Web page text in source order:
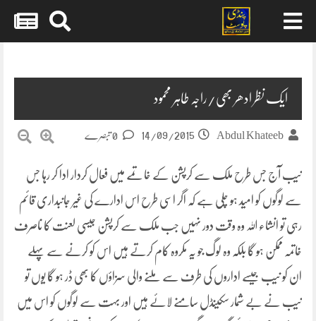
ایک نظر ادھر بھی/راجہ طاہر محمود
Abdul Khateeb
14/09/2015
نیب آج جس طرح ملک سے کرپشن کے خاتمے میں فعال کردار ادا کر رہا جس
سے لوگوں کو امید ہو چلی ہے کہ اگر اسی طرح اس ادارے کی غیر جانبداری قائم
رہی تو انشاء اللہ وہ وقت دور نہیں جب ملک سے کرپشن جیسی لعنت کا ناصرف
خاتمہ ممکن ہو گا بلکہ وہ لوگ جو یہ مکروہ کام کرتے ہیں اس کو کرنے سے پہلے
ان کو نیب جیسے اداروں کی طرف سے ملنے والی سزاؤں کا بھی ڈر ہو گا یوں تو
نیب نے بے شمار سکینڈل سامنے لائے ہیں اور بہت سے لوگوں کو اس میں